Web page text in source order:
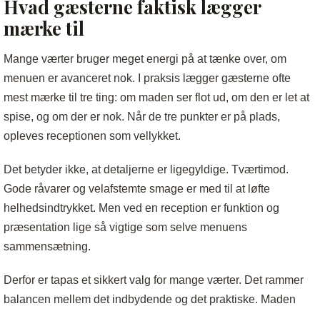
Hvad gæsterne faktisk lægger
mærke til
Mange værter bruger meget energi på at tænke over, om
menuen er avanceret nok. I praksis lægger gæsterne ofte
mest mærke til tre ting: om maden ser flot ud, om den er let at
spise, og om der er nok. Når de tre punkter er på plads,
opleves receptionen som vellykket.
Det betyder ikke, at detaljerne er ligegyldige. Tværtimod.
Gode råvarer og velafstemte smage er med til at løfte
helhedsindtrykket. Men ved en reception er funktion og
præsentation lige så vigtige som selve menuens
sammensætning.
Derfor er tapas et sikkert valg for mange værter. Det rammer
balancen mellem det indbydende og det praktiske. Maden